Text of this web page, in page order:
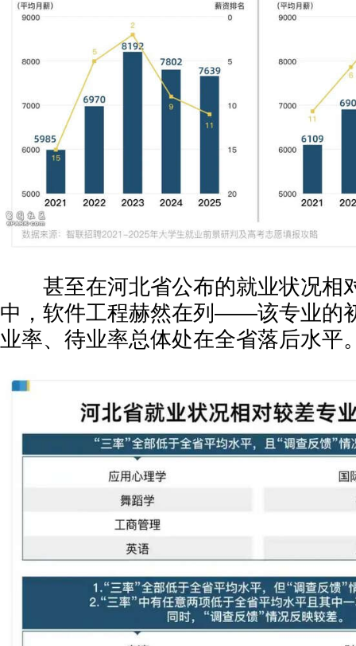
甚至在河北省公布的就业状况相
中，软件工程赫然在列——该专业的
业率、待业率总体处在全省落后水